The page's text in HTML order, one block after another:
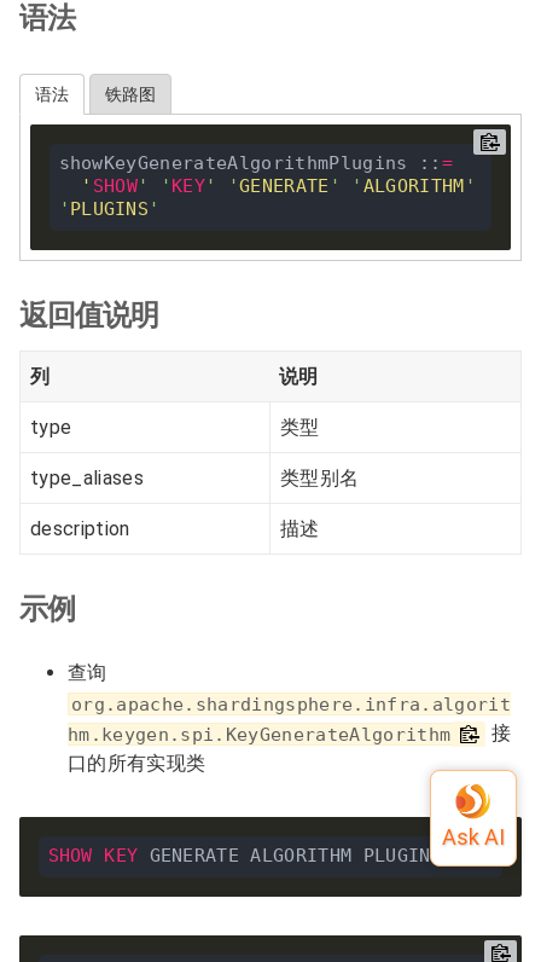
语法
语法 铁路图
showKeyGenerateAlgorithmPlugins :: =
' SHOW' ' KEY' ' GENERATE ' ' ALGORITHM '
' PLUGINS '
返回值说明
列 说明
type 类型
type_aliases 类型别名
description 描述
示例
查询
org.apache.shardingsphere.infra.algorit
hm.keygen.spi.KeyGenerateAlgorithm
接
口的所有实现类
SHOW KEY